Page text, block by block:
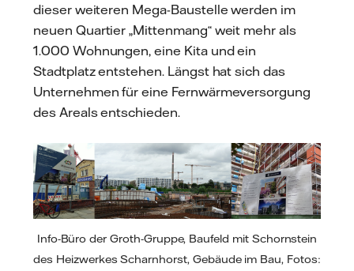
dieser weiteren Mega-Baustelle werden im
neuen Quartier „Mittenmang“ weit mehr als
1.000 Wohnungen, eine Kita und ein
Stadtplatz entstehen. Längst hat sich das
Unternehmen für eine Fernwärmeversorgung
des Areals entschieden.
Info-Büro der Groth-Gruppe, Baufeld mit Schornstein
des Heizwerkes Scharnhorst, Gebäude im Bau, Fotos: